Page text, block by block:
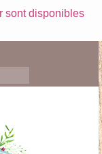
sont disponibles